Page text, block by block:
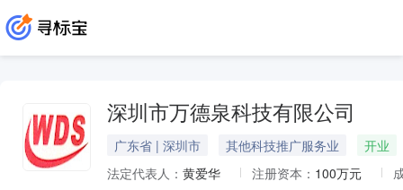
深圳市万德泉科技有限公司
广东省 | 深圳市 其他科技推广服务业
开业
法定代表人： 黄爱华 注册资本： 100万元